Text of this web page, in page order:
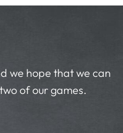
we hope that we can
of our games.